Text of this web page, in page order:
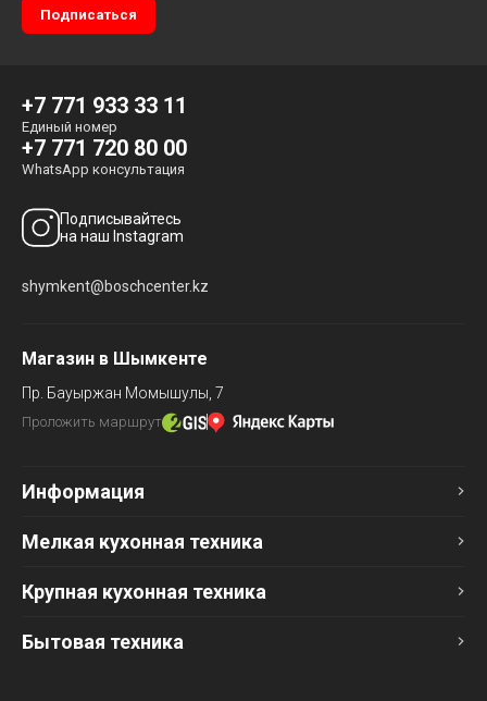
+7 771 933 33 11
Единый номер
+7 771 720 80 00
WhatsApp консультация
Подписывайтесь
на наш Instagram
shymkent@boschcenter.kz
Магазин в Шымкенте
Пр. Бауыржан Момышулы, 7
Проложить маршрут
Информация
Мелкая кухонная техника
Крупная кухонная техника
Бытовая техника